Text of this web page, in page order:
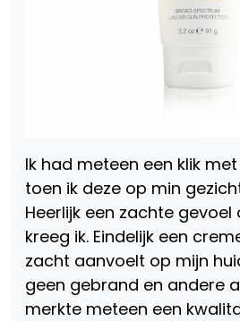
Ik had meteen een klik
toen ik deze op min
Heerlijk een zachte gevoel
kreeg ik. Eindelijk een
zacht aanvoelt op mijn
geen gebrand en andere
merkte meteen een